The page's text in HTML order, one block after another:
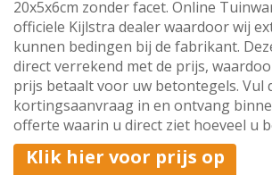
20x5x6cm zonder facet. Online
officiele Kijlstra dealer waardoor wij
kunnen bedingen bij de fabrikant.
direct verrekend met de prijs,
prijs betaalt voor uw betontegels. Vul
kortingsaanvraag in en ontvang
offerte waarin u direct ziet hoeveel u
Klik hier voor prijs op